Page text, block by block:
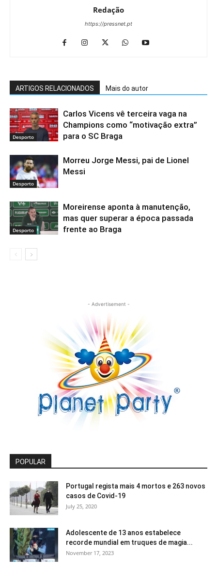
Redação
https://pressnet.pt
ARTIGOS RELACIONADOS Mais do autor
Desporto
Carlos Vicens vê terceira vaga na
Champions como “motivação extra”
para o SC Braga
Desporto
Morreu Jorge Messi, pai de Lionel
Messi
Desporto
Moreirense aponta à manutenção,
mas quer superar a época passada
frente ao Braga
- Advertisement -
POPULAR
Portugal regista mais 4 mortos e 263 novos
casos de Covid-19
July 25, 2020
Adolescente de 13 anos estabelece
recorde mundial em truques de magia...
November 17, 2023